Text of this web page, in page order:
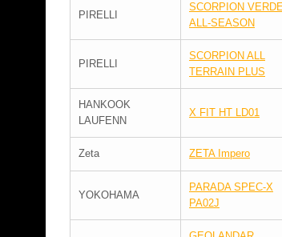
PIRELLI
SCORPION
ALL-SEASON
PIRELLI
SCORPION ALL
TERRAIN PLUS
HANKOOK
LAUFENN
X FIT HT LD01
Zeta ZETA Impero
YOKOHAMA
PARADA SPEC-X
PA02J